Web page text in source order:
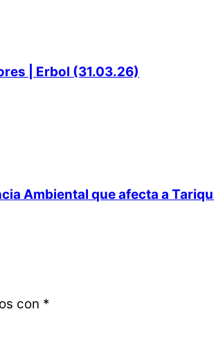
| Erbol (31.03.26)
Ambiental que afecta a
con *